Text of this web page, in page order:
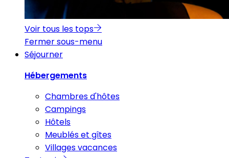
Voir tous les tops
Fermer sous-menu
Séjourner
Hébergements
Chambres d'hôtes
Campings
Hôtels
Meublés et gîtes
Villages vacances